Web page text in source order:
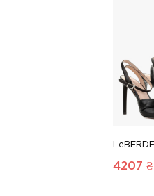
4207 ₴